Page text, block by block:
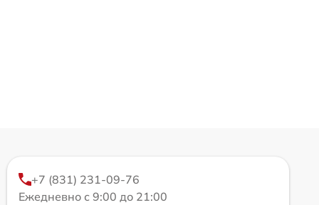
+7 (831) 231-09-76
Ежедневно с 9:00 до 21:00